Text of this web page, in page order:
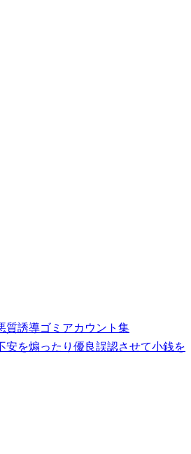
質誘導ゴミアカウント集
安を煽ったり優良誤認させて小銭を